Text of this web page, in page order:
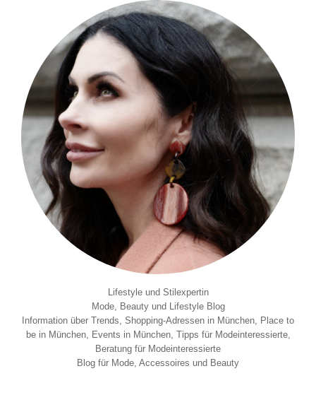
Lifestyle und Stilexpertin
Mode, Beauty und Lifestyle Blog
Information über Trends, Shopping-Adressen in München, Place to
be in München, Events in München, Tipps für Modeinteressierte,
Beratung für Modeinteressierte
Blog für Mode, Accessoires und Beauty